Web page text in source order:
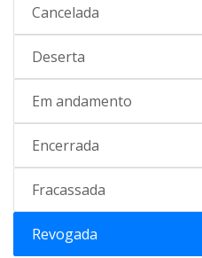
Cancelada
Deserta
Em andamento
Encerrada
Fracassada
Revogada